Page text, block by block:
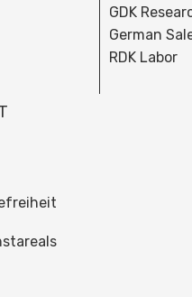
GDK
German
RDK Labor